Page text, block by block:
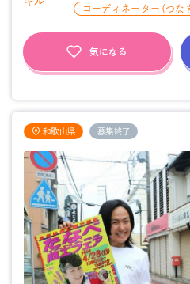
コーディネーター（つな
気になる
和歌山県 募集終了